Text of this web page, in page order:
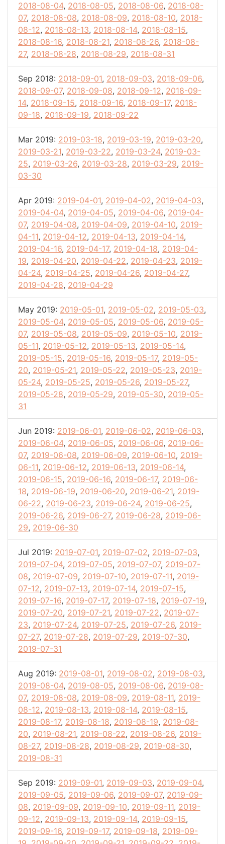
2018-08-04, 2018-08-05, 2018-08-06, 2018-08-
07, 2018-08-08, 2018-08-09, 2018-08-10, 2018-
08-12, 2018-08-13, 2018-08-14, 2018-08-15,
2018-08-16, 2018-08-21, 2018-08-26, 2018-08-
27, 2018-08-28, 2018-08-29, 2018-08-31
Sep 2018: 2018-09-01, 2018-09-03, 2018-09-06,
2018-09-07, 2018-09-08, 2018-09-12, 2018-09-
14, 2018-09-15, 2018-09-16, 2018-09-17, 2018-
09-18, 2018-09-19, 2018-09-22
Mar 2019: 2019-03-18, 2019-03-19, 2019-03-20,
2019-03-21, 2019-03-22, 2019-03-24, 2019-03-
25, 2019-03-26, 2019-03-28, 2019-03-29, 2019-
03-30
Apr 2019: 2019-04-01, 2019-04-02, 2019-04-03,
2019-04-04, 2019-04-05, 2019-04-06, 2019-04-
07, 2019-04-08, 2019-04-09, 2019-04-10, 2019-
04-11, 2019-04-12, 2019-04-13, 2019-04-14,
2019-04-16, 2019-04-17, 2019-04-18, 2019-04-
19, 2019-04-20, 2019-04-22, 2019-04-23, 2019-
04-24, 2019-04-25, 2019-04-26, 2019-04-27,
2019-04-28, 2019-04-29
May 2019: 2019-05-01, 2019-05-02, 2019-05-03,
2019-05-04, 2019-05-05, 2019-05-06, 2019-05-
07, 2019-05-08, 2019-05-09, 2019-05-10, 2019-
05-11, 2019-05-12, 2019-05-13, 2019-05-14,
2019-05-15, 2019-05-16, 2019-05-17, 2019-05-
20, 2019-05-21, 2019-05-22, 2019-05-23, 2019-
05-24, 2019-05-25, 2019-05-26, 2019-05-27,
2019-05-28, 2019-05-29, 2019-05-30, 2019-05-
31
Jun 2019: 2019-06-01, 2019-06-02, 2019-06-03,
2019-06-04, 2019-06-05, 2019-06-06, 2019-06-
07, 2019-06-08, 2019-06-09, 2019-06-10, 2019-
06-11, 2019-06-12, 2019-06-13, 2019-06-14,
2019-06-15, 2019-06-16, 2019-06-17, 2019-06-
18, 2019-06-19, 2019-06-20, 2019-06-21, 2019-
06-22, 2019-06-23, 2019-06-24, 2019-06-25,
2019-06-26, 2019-06-27, 2019-06-28, 2019-06-
29, 2019-06-30
Jul 2019: 2019-07-01, 2019-07-02, 2019-07-03,
2019-07-04, 2019-07-05, 2019-07-07, 2019-07-
08, 2019-07-09, 2019-07-10, 2019-07-11, 2019-
07-12, 2019-07-13, 2019-07-14, 2019-07-15,
2019-07-16, 2019-07-17, 2019-07-18, 2019-07-19,
2019-07-20, 2019-07-21, 2019-07-22, 2019-07-
23, 2019-07-24, 2019-07-25, 2019-07-26, 2019-
07-27, 2019-07-28, 2019-07-29, 2019-07-30,
2019-07-31
Aug 2019: 2019-08-01, 2019-08-02, 2019-08-03,
2019-08-04, 2019-08-05, 2019-08-06, 2019-08-
07, 2019-08-08, 2019-08-09, 2019-08-11, 2019-
08-12, 2019-08-13, 2019-08-14, 2019-08-15,
2019-08-17, 2019-08-18, 2019-08-19, 2019-08-
20, 2019-08-21, 2019-08-22, 2019-08-26, 2019-
08-27, 2019-08-28, 2019-08-29, 2019-08-30,
2019-08-31
Sep 2019: 2019-09-01, 2019-09-03, 2019-09-04,
2019-09-05, 2019-09-06, 2019-09-07, 2019-09-
08, 2019-09-09, 2019-09-10, 2019-09-11, 2019-
09-12, 2019-09-13, 2019-09-14, 2019-09-15,
2019-09-16, 2019-09-17, 2019-09-18, 2019-09-